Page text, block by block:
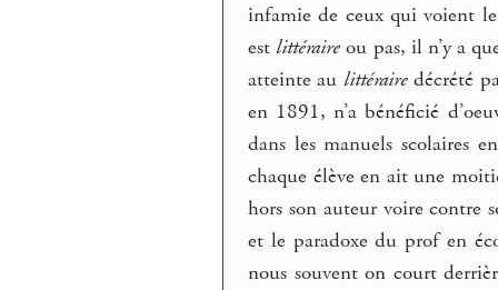
infamie de ceux qui voient
est littéraire ou pas, il n’y a
atteinte au littérairedécrété
en 1891, n’a bénéficié
dans les manuels scolaires
chaque élève en ait une
hors son auteur voire contre
et le paradoxe du prof en
nous souvent on court